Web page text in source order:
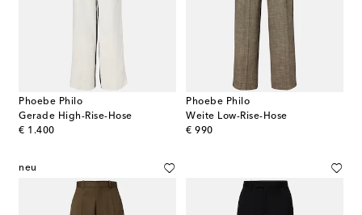
Phoebe Philo
Gerade High-Rise-Hose
€ 1.400
original price
Phoebe Philo
Weite Low-Rise-Hose
€ 990
original price
neu